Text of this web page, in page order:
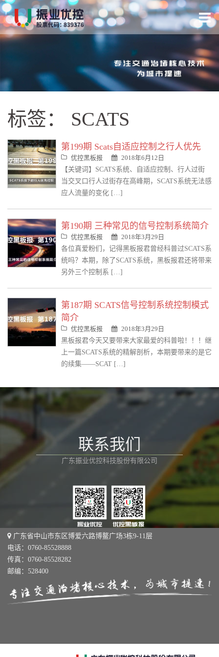
跳
转
到
内
标签： SCATS
第199期 Scats自适应控制之行人优先
优控黑板报
2018年6月12日
【关键词】SCATS系统、自适应控制、行人过街
当交叉口行人过街存在高峰期，SCATS系统无法感
应人流量的变化 […]
第190期 三种常见的信号控制系统简介
优控黑板报
2018年3月29日
各位真爱粉们，记得黑板报君曾经科普过SCATS系
统吗？本期，除了SCATS系统，黑板报君还将带来
另外三个控制系 […]
第187期 SCATS信号控制系统控制模式
简介
优控黑板报
2018年3月29日
黑板报君今天又要带来大家最爱的科普啦！！！继
上一篇SCATS系统的精解剖析，本期要带来的是它
的续集——SCAT […]
联系我们
广东振业优控科技股份有限公司
广东省中山市东区博爱六路博鳌广场3栋9-11层
电话：0760-85528888
传真：0760-85528282
邮编：528400